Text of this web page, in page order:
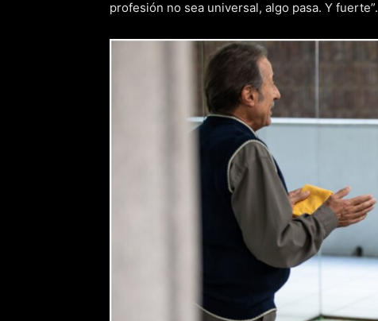
profesión no sea universal, algo pasa. Y fuerte”.